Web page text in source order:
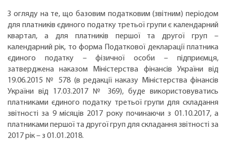
З огляду на те, що базовим податковим (звітним) періодом
для платників єдиного податку третьої групи є календарний
квартал, а для платників першої та другої груп –
календарний рік, то форма Податкової декларації платника
єдиного податку – фізичної особи – підприємця,
затверджена наказом Міністерства фінансів України від
19.06.2015 № 578 (в редакції наказу Міністерства фінансів
України від 17.03.2017 № 369), буде використовуватись
платниками єдиного податку третьої групи для складання
звітності за 9 місяців 2017 року починаючи з 01.10.2017, а
платниками першої та другої груп для складання звітності за
2017 рік – з 01.01.2018.